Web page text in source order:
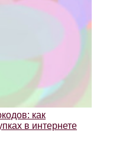
как
в интернете